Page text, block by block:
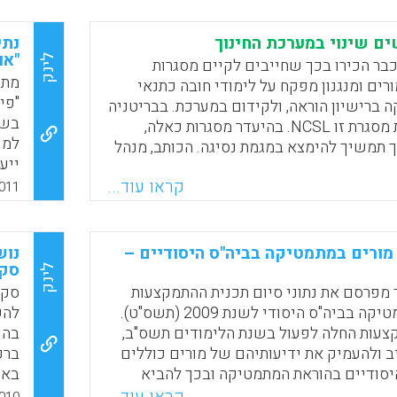
סיפרה איילה אבני, מגדרה, המדריכה
במשרד. את חופשת חנוכה שלה היא
בשינון כל המיומנויות שרכשה בסדנה
Email
X
שינוי במערכת החינוך
הכירו בכך שחייבים לקיים מסגרות
ומנגנון מפקח על לימודי חובה כתנאי
הוראה, ולקידום במערכת. בבריטניה
למשל נקראת מסגרת זו NCSL. בהיעדר מסגרות כאלה,
תמשיך להימצא במגמת נסיגה. הכותב, מנהל
ואת המוסדות שבהם יִלְמד מנהל בית
פדגוגית, ובמקביל יוכשרו שם רכזי
אמור יהיה לעבוד. כך בהדרגה ובמשך
בבתי הספר ההנהגה הדידקטית אותה אנו
הנהגה זו תקנה למורים כלי עבודה
בארגז הכלים שלהם ( צבי גלאון).
Email
X
קראו עוד...
לינק
במתמטיקה בביה"ס היסודיים –
מפרסם את נתוני סיום תכנית ההתמקצעות
למורים במתמטיקה בביה"ס היסודי לשנת 2009 (תשס"ט).
החלה לפעול בשנת הלימודים תשס"ב,
ולהעמיק את ידיעותיהם של מורים כוללים
בהוראת המתמטיקה ובכך להביא
לינק